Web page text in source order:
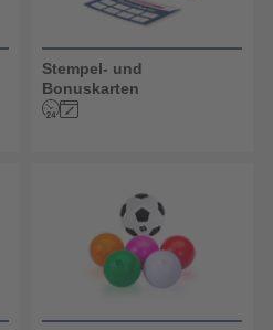
Stempel- und
Bonuskarten